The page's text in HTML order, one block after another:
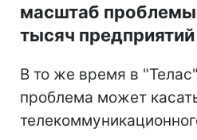
масштаб
тысяч предприятий
В то же время в
проблема может